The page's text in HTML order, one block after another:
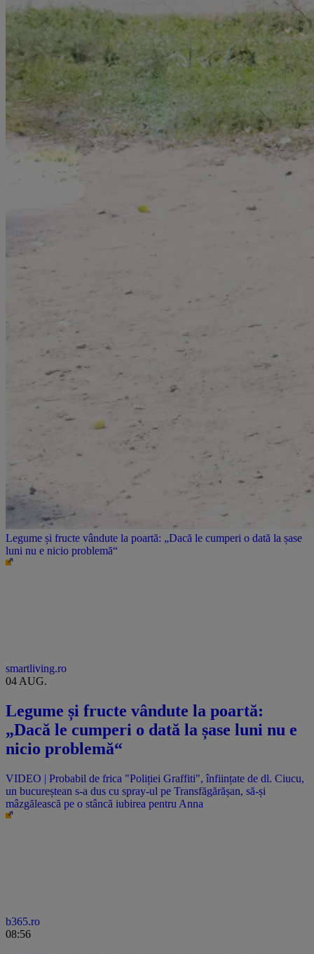
Legume și fructe vândute la poartă: „Dacă le cumperi o dată la șase
luni nu e nicio problemă“
smartliving.ro
04 AUG.
Legume și fructe vândute la poartă:
„Dacă le cumperi o dată la șase luni nu e
nicio problemă“
VIDEO | Probabil de frica "Poliției Graffiti", înființate de dl. Ciucu,
un bucureștean s-a dus cu spray-ul pe Transfăgărășan, să-și
mâzgălească pe o stâncă iubirea pentru Anna
b365.ro
08:56